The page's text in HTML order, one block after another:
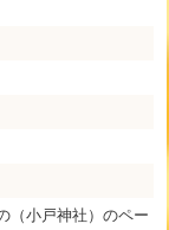
（小戸神社）のペー